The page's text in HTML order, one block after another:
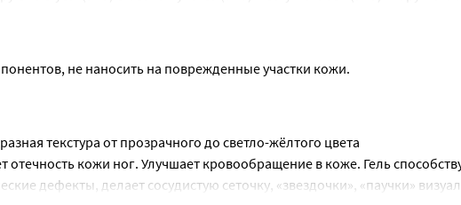
не наносить на поврежденные участки кожи.
текстура от прозрачного до светло-жёлтого цвета
отечность кожи ног. Улучшает кровообращение в коже. Гель
дефекты, делает сосудистую сеточку, «звездочки», «паучки»